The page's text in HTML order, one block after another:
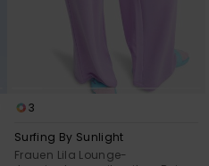
3
Surfing By Sunlight
Frauen Lila Lounge-